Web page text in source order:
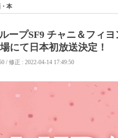
本
ープSF9 チャニ＆フィ
にて日本初放送決定！
/ 修正 : 2022-04-14 17:49:50